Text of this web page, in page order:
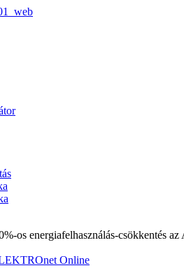
os energiafelhasználás-csökkentés
Online